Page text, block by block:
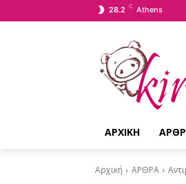
28.2 C Athens
ΑΡΧΙΚΗ
Αρχική ΑΡΘΡΑ